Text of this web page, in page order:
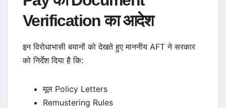
Verification का आदेश
इन विरोधाभासी बयानों को देखते हुए माननीय AFT ने सरकार
को निर्देश दिया है कि:
मूल Policy Letters
Remustering Rules